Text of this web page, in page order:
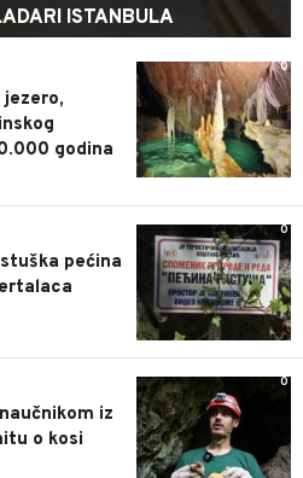
ISTANBULA
0
jezero,
godina
0
pećina
0
iz
o kosi